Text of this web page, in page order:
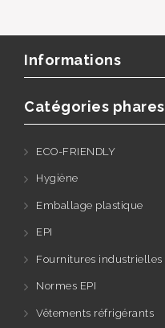
Informations
Catégories phares
ECO-FRIENDLY
Hygiène
Emballage plastique
EPI
Fournitures industrielles
Normes EPI
Vêtements réfrigérants